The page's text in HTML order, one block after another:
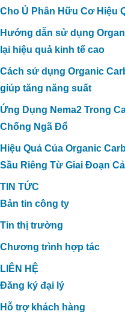
Cho Ủ Phân Hữu Cơ Hiệu
Hướng dẫn sử dụng
lại hiệu quả kinh tế cao
Cách sử dụng Organic
giúp tăng năng suất
Ứng Dụng Nema2 Trong
Chống Ngã Đổ
Hiệu Quả Của Organic
Sầu Riêng Từ Giai Đoạn
TIN TỨC
Bản tin công ty
Tin thị trường
Chương trình hợp tác
LIÊN HỆ
Đăng ký đại lý
Hỗ trợ khách hàng